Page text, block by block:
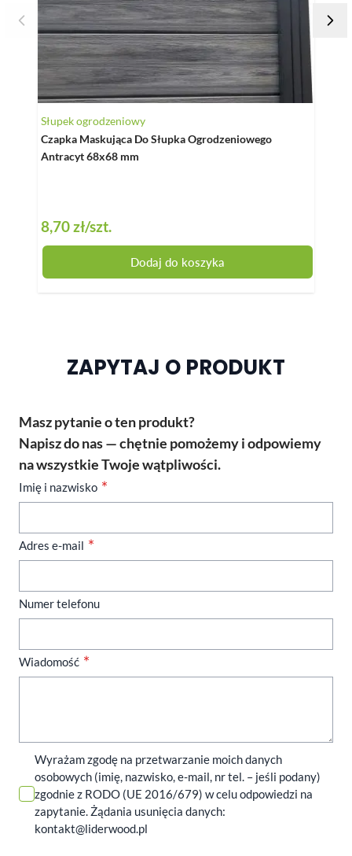
Słupek ogrodzeniowy
Czapka Maskująca Do Słupka Ogrodzeniowego
Antracyt 68x68 mm
8,70 zł/szt.
Dodaj do koszyka
ZAPYTAJ O PRODUKT
Masz pytanie o ten produkt?
Napisz do nas — chętnie pomożemy i odpowiemy
na wszystkie Twoje wątpliwości.
Imię i nazwisko
Adres e-mail
Numer telefonu
Wiadomość
Wyrażam zgodę na przetwarzanie moich danych
osobowych (imię, nazwisko, e-mail, nr tel. – jeśli podany)
zgodnie z RODO (UE 2016/679) w celu odpowiedzi na
zapytanie. Żądania usunięcia danych:
kontakt@liderwood.pl